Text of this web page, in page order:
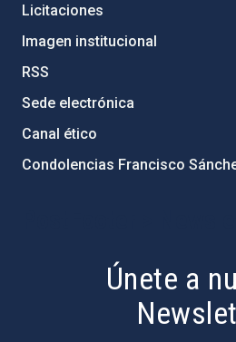
Licitaciones
Imagen institucional
RSS
Sede electrónica
Canal ético
Condolencias Francisco
Únete a